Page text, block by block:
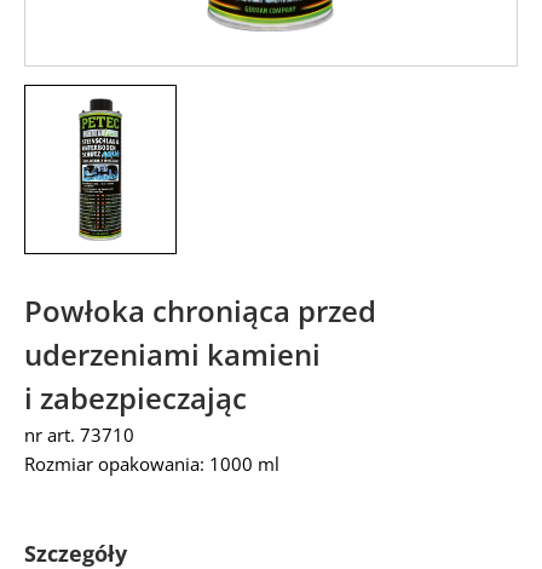
Powłoka chroniąca przed
uderzeniami kamieni
i zabezpieczając
nr art. 73710
Rozmiar opakowania: 1000 ml
Szczegóły